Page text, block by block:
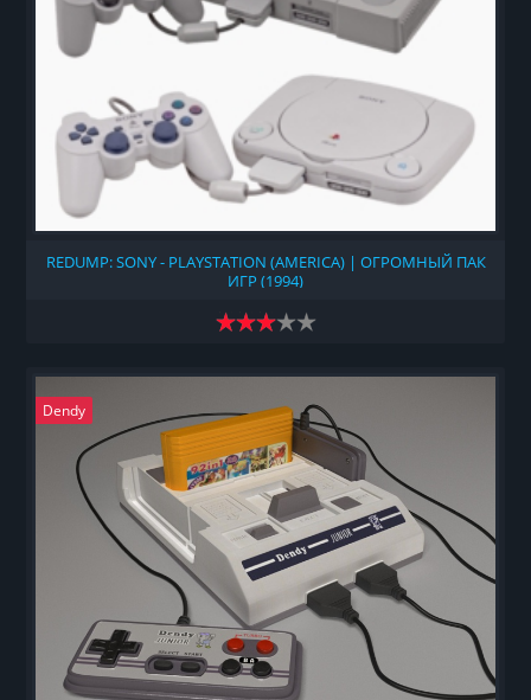
REDUMP: SONY - PLAYSTATION (AMERICA) | ОГРОМНЫЙ ПАК
ИГР (1994)
Dendy